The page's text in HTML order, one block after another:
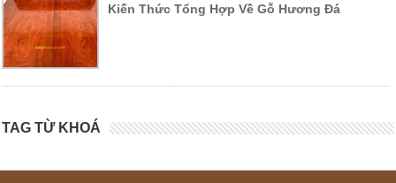
Kiến Thức Tổng Hợp Về Gỗ Hương Đá
TAG TỪ KHOÁ